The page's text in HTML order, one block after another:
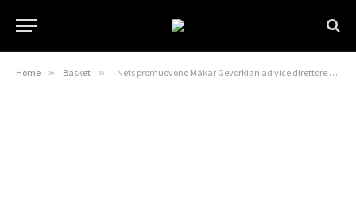
Home » Basket » I Nets promuovono Makar Gevorkian ad vice direttore generale – Blog NBA – Blog NBA Basketball